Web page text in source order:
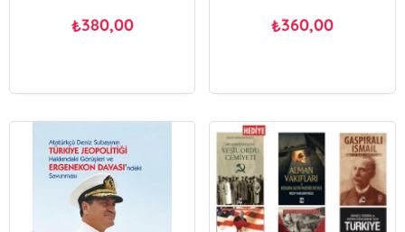
₺380,00 ₺360,00